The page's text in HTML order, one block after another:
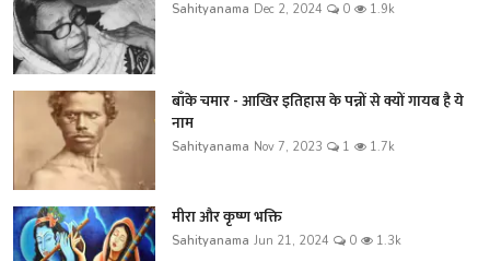
Sahityanama Dec 2, 2024 0 1.9k
बाँके चमार - आखिर इतिहास के पन्नों से क्यों गायब है ये
नाम
Sahityanama Nov 7, 2023 1 1.7k
मीरा और कृष्ण भक्ति
Sahityanama Jun 21, 2024 0 1.3k